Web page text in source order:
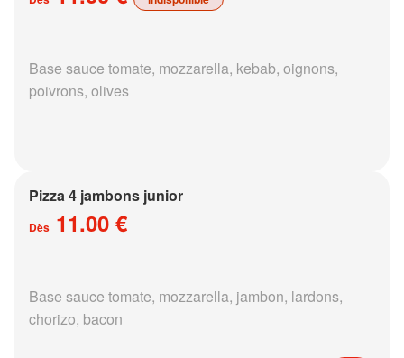
Base sauce tomate, mozzarella, kebab, oignons,
poivrons, olives
Pizza 4 jambons junior
Dès 11.00 €
Base sauce tomate, mozzarella, jambon, lardons,
chorizo, bacon